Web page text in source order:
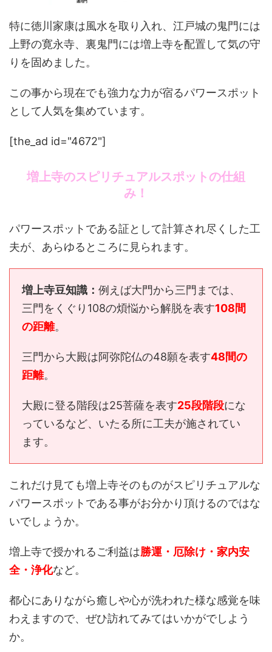
特に徳川家康は風水を取り入れ、江戸城の鬼門には
上野の寛永寺、裏鬼門には増上寺を配置して気の守
りを固めました。
この事から現在でも強力な力が宿るパワースポット
として人気を集めています。
[the_ad id="4672"]
増上寺のスピリチュアルスポットの仕組
み！
パワースポットである証として計算され尽くした工
夫が、あらゆるところに見られます。
増上寺豆知識： 例えば大門から三門までは、
三門をくぐり108の煩悩から解脱を表す108間
の距離。
三門から大殿は阿弥陀仏の48願を表す48間の
距離。
大殿に登る階段は25菩薩を表す25段階段にな
っているなど、いたる所に工夫が施されてい
ます。
これだけ見ても増上寺そのものがスピリチュアルな
パワースポットである事がお分かり頂けるのではな
いでしょうか。
増上寺で授かれるご利益は勝運・厄除け・家内安
全・浄化など。
都心にありながら癒しや心が洗われた様な感覚を味
わえますので、ぜひ訪れてみてはいかがでしよう
か。